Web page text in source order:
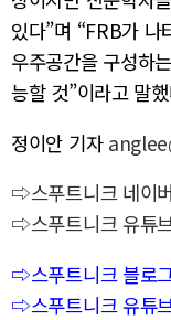
있다”며 “FRB가 나
우주공간을 구성하
능할 것”이라고 말
정이안 기자
⇨스푸트니크 네이
⇨스푸트니크 유튜
⇨스푸트니크 블로
⇨스푸트니크 유튜